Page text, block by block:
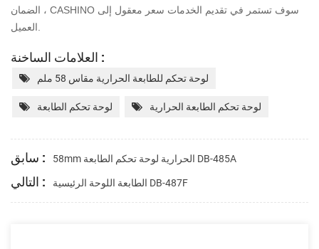
الضمان ، CASHINO سوف تستمر في تقديم الخدمات سعر معقول إلى
العلامات الساخنة :
لوحة تحكم للطابعة الحرارية مقاس 58 ملم
لوحة تحكم الطابعة لوحة تحكم الطابعة الحرارية
سابق : 58mm الحرارية لوحة تحكم الطابعة DB-485A
التالي : الطابعة اللوحة الرئيسية DB-487F